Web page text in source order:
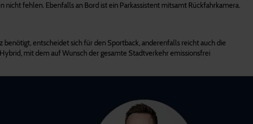
fehlen. Ebenfalls an Bord ist ein Parkassistent mitsamt Rückfahrkamera.
benötigt, entscheidet sich für den Sportback, anderenfalls reicht auch die
mit dem auf Wunsch der gesamte Stadtverkehr emissionsfrei